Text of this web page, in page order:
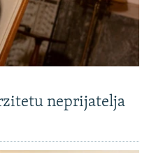
neprijatelja